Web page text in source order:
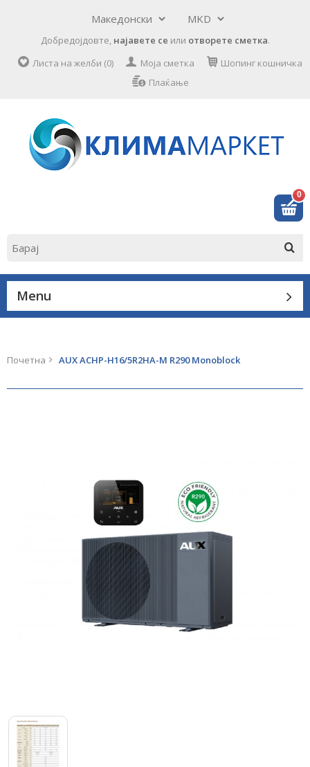
Добредојдовте, најавете се или отворете сметка.
Листа на желби (0)
Моја сметка
Шопинг кошничка
Плаќање
0
Menu
Почетна AUX ACHP-H16/5R2HA-M R290 Monoblock